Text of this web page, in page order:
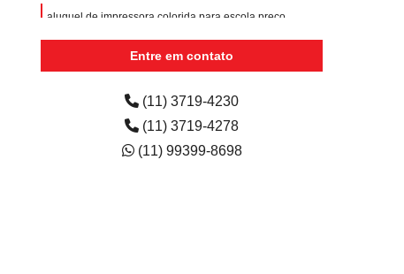
aluguel de impressora colorida para escola preço
Entre em contato
(11) 3719-4230
(11) 3719-4278
(11) 99399-8698